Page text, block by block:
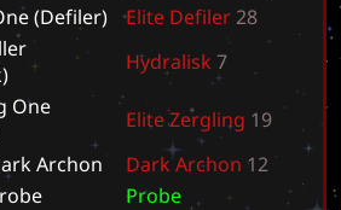
(Defiler) Elite Defiler28
Hydralisk 7
One
EliteZergling 19
Archon Dark Archon 12
Probe